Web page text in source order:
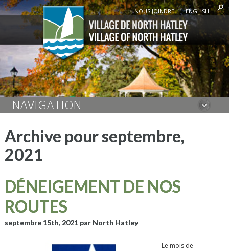
NOUS JOINDRE ENGLISH
NAVIGATION
Archive pour septembre,
2021
DÉNEIGEMENT DE NOS
ROUTES
septembre 15th, 2021 par North Hatley
Le mois de